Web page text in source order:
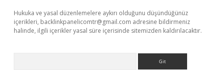
Hukuka ve yasal düzenlemelere aykırı olduğunu düşündüğünüz
içerikleri, backlinkpanelicomtr@gmail.com adresine bildirmeniz
halinde, ilgili içerikler yasal süre içerisinde sitemizden kaldırılacaktır.